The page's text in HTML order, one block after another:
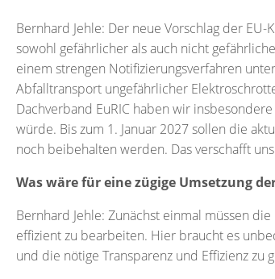
Bernhard Jehle: Der neue Vorschlag der
sowohl gefährlicher als auch nicht
einem strengen Notifizierungsverfahren
Abfalltransport ungefährlicher
Dachverband EuRIC haben wir
würde. Bis zum 1. Januar 2027 sollen die
noch beibehalten werden. Das verschafft
Was wäre für eine zügige Umsetzung
Bernhard Jehle: Zunächst einmal müssen
effizient zu bearbeiten. Hier braucht es
und die nötige Transparenz und Effizienz zu